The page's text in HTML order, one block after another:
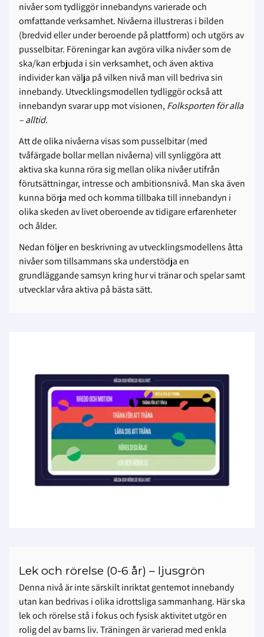
nivåer som tydliggör innebandyns varierade och
omfattande verksamhet. Nivåerna illustreras i bilden
(bredvid eller under beroende på plattform) och utgörs av
pusselbitar. Föreningar kan avgöra vilka nivåer som de
ska/kan erbjuda i sin verksamhet, och även aktiva
individer kan välja på vilken nivå man vill bedriva sin
innebandy. Utvecklingsmodellen tydliggör också att
innebandyn svarar upp mot visionen, Folksporten för alla
– alltid.
Att de olika nivåerna visas som pusselbitar (med
tvåfärgade bollar mellan nivåerna) vill synliggöra att
aktiva ska kunna röra sig mellan olika nivåer utifrån
förutsättningar, intresse och ambitionsnivå. Man ska även
kunna börja med och komma tillbaka till innebandyn i
olika skeden av livet oberoende av tidigare erfarenheter
och ålder.
Nedan följer en beskrivning av utvecklingsmodellens åtta
nivåer som tillsammans ska understödja en
grundläggande samsyn kring hur vi tränar och spelar samt
utvecklar våra aktiva på bästa sätt.
Lek och rörelse (0-6 år) – ljusgrön
Denna nivå är inte särskilt inriktat gentemot innebandy
utan kan bedrivas i olika idrottsliga sammanhang. Här ska
lek och rörelse stå i fokus och fysisk aktivitet utgör en
rolig del av barns liv. Träningen är varierad med enkla